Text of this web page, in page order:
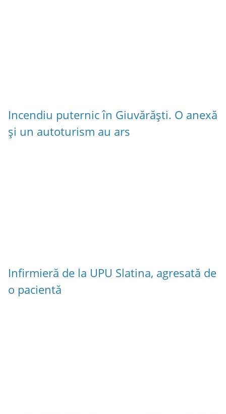
Incendiu puternic în Giuvărăști. O anexă
și un autoturism au ars
Infirmieră de la UPU Slatina, agresată de
o pacientă